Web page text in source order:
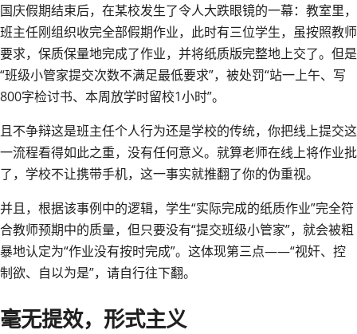
国庆假期结束后，在某校发生了令人大跌眼镜的一幕：教室里，
班主任刚组织收完全部假期作业，此时有三位学生，虽按照教师
要求，保质保量地完成了作业，并将纸质版完整地上交了。但是
“班级小管家提交次数不满足最低要求”，被处罚“站一上午、写
800字检讨书、本周放学时留校1小时”。
且不争辩这是班主任个人行为还是学校的传统，你把线上提交这
一流程看得如此之重，没有任何意义。就算老师在线上将作业批
了，学校不让携带手机，这一事实就推翻了你的伪重视。
并且，根据该事例中的逻辑，学生“实际完成的纸质作业”完全符
合教师预期中的质量，但只要没有“提交班级小管家”，就会被粗
暴地认定为“作业没有按时完成”。这体现第三点——“视奸、控
制欲、自以为是”，请自行往下翻。
毫无提效，形式主义